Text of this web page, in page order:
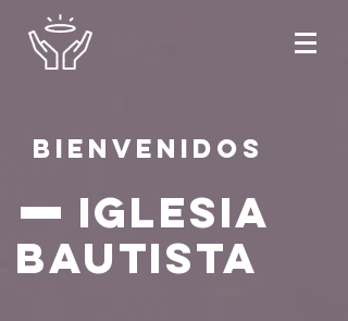
bienvenidos
iglesia
bautista